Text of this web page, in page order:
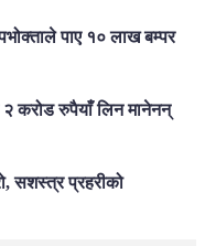
पाए १० लाख बम्पर
२ करोड रुपैयाँ लिन मानेनन्
सशस्त्र प्रहरीको